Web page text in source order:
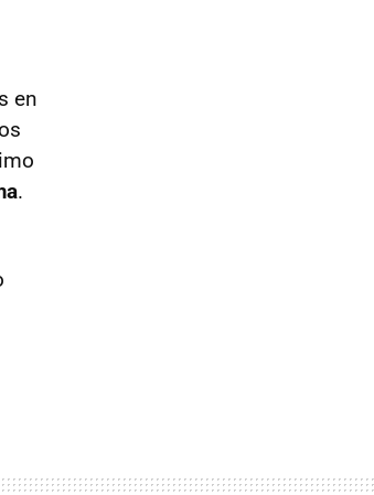
en
.